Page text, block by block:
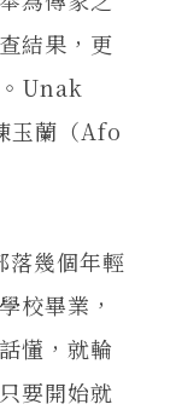
結果，更
Unak
玉蘭（Afo
幾個年輕
校畢業，
懂，就輪
要開始就